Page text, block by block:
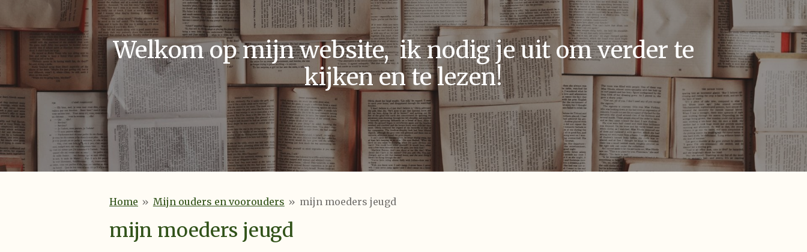
Welkom op mijn website, ik nodig je uit om verder te
kijken en te lezen!
Home » Mijn ouders en voorouders » mijn moeders jeugd
mijn moeders jeugd